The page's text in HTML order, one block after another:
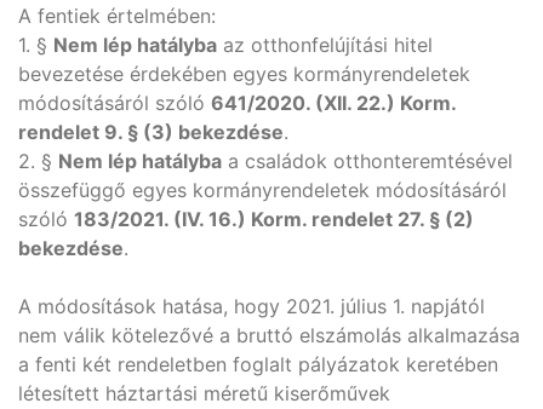
A fentiek értelmében:
1. § Nem lép hatályba az otthonfelújítási hitel
bevezetése érdekében egyes kormányrendeletek
módosításáról szóló 641/2020. (XII. 22.) Korm.
rendelet 9. § (3) bekezdése.
2. § Nem lép hatályba a családok otthonteremtésével
összefüggő egyes kormányrendeletek módosításáról
szóló 183/2021. (IV. 16.) Korm. rendelet 27. § (2)
bekezdése.
A módosítások hatása, hogy 2021. július 1. napjától
nem válik kötelezővé a bruttó elszámolás alkalmazása
a fenti két rendeletben foglalt pályázatok keretében
létesített háztartási méretű kiserőművek